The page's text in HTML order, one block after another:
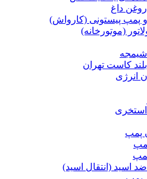
داغ
پمپ پیستونی (کارواش)
(موتورخانه)
کاست تهران
انرژی
استخری
پمپ
اسید (انتقال اسید)